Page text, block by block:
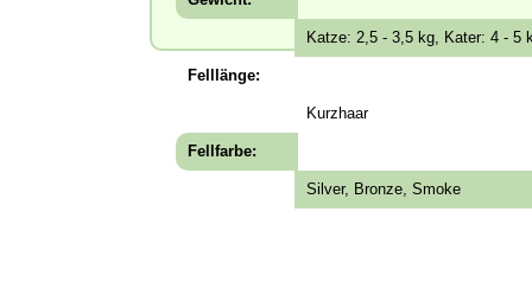
Katze: 2,5 - 3,5 kg, Kater: 4 - 5
Felllänge:
Kurzhaar
Fellfarbe:
Silver, Bronze, Smoke